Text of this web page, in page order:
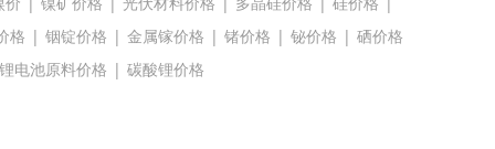
格 | 铟锭价格 | 金属镓价格 | 锗价格 | 铋价格 | 硒价格
锂电池原料价格 | 碳酸锂价格